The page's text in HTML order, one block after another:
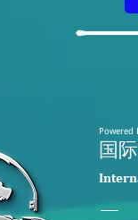
Powered
国